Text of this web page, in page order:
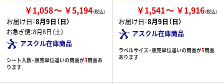
￥1,058 ￥5,194
お届け日：8月9日（日）
お急ぎ便：8月8日（土）
アスクル在庫商品
シート入数・販売単位違いの商品が3商品あ
ります
￥1,541 ￥1,916
お届け日：8月9日（日）
アスクル在庫商品
ラベルサイズ・販売単位違いの商品が5商品
あります